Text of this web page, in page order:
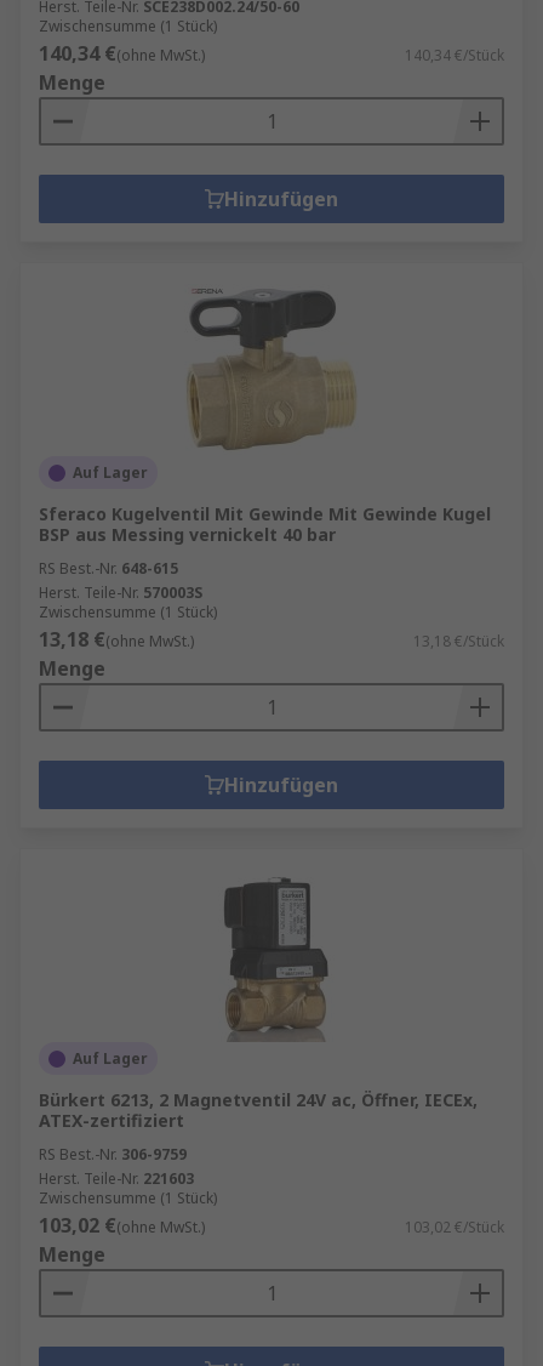
Herst. Teile-Nr. SCE238D002.24/50-60
Zwischensumme (1 Stück)
140,34 €(ohne MwSt.) 140,34 €/Stück
Menge
Hinzufügen
Auf Lager
Sferaco Kugelventil Mit Gewinde Mit Gewinde Kugel
BSP aus Messing vernickelt 40 bar
RS Best.-Nr. 648-615
Herst. Teile-Nr. 570003S
Zwischensumme (1 Stück)
13,18 €(ohne MwSt.) 13,18 €/Stück
Menge
Hinzufügen
Auf Lager
Bürkert 6213, 2 Magnetventil 24V ac, Öffner, IECEx,
ATEX-zertifiziert
RS Best.-Nr. 306-9759
Herst. Teile-Nr. 221603
Zwischensumme (1 Stück)
103,02 €(ohne MwSt.) 103,02 €/Stück
Menge